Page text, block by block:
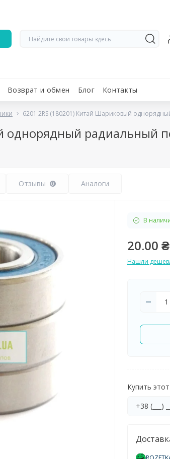
Возврат и обмен Блог Контакты
6201 2RS (180201) Китай Шариковый
однорядный радиальный
Отзывы 0 Аналоги
В
20.00 ₴
Нашли
Купить